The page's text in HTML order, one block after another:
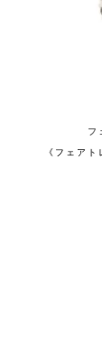
《フェア